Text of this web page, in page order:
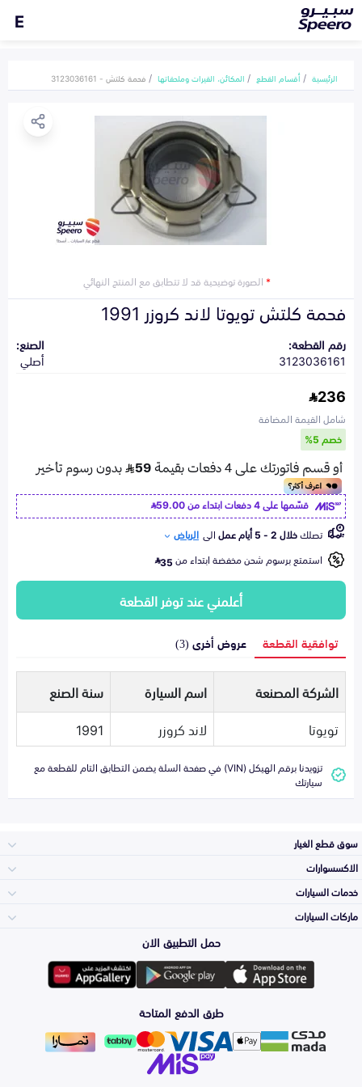
E
الرئيسية أقسام القطع المكائن، القيرات وملحقاتها فحمة كلتش - 3123036161
*الصورة توضيحية قد لا تتطابق مع المنتج النهائي
فحمة كلتش تويوتا لاند كروزر 1991
رقم القطعة:
3123036161
الصنع:
أصلي
236
شامل القيمة المضافة
خصم 5%
قسّمها على 4 دفعات ابتداء من
59.00
تصلكخلال 2 - 5 أيام عمل الى الرياض
استمتع برسوم شحن مخفضة ابتداء من35
أعلمني عند توفر القطعة
توافقية القطعة عروض أخرى (3)
الشركة المصنعة اسم السيارة
سنة الصنع
تويوتا
لاند كروزر 1991
تزويدنا برقم الهيكل (VIN) في صفحة السلة يضمن التطابق التام للقطعة مع
سيارتك
سوق قطع الغيار
المكائن، القيرات
وملحقاتها
الشمعات
والاصطبات (الاضاءة)
الاكسسوارات
لوازم الرحلات
اكسسوارات العناية
خدمات السيارات
الأكثر مبيعاً
التلميع والعناية
ماركات السيارات
Toyota
Hyundai
حمل التطبيق الان
طرق الدفع المتاحة